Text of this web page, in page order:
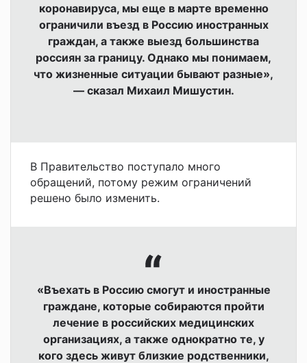
коронавируса, мы еще в марте временно
ограничили въезд в Россию иностранных
граждан, а также выезд большинства
россиян за границу. Однако мы понимаем,
что жизненные ситуации бывают разные»,
— сказал Михаил Мишустин.
В Правительство поступало много
обращений, потому режим ограничений
решено было изменить.
«Въехать в Россию смогут и иностранные
граждане, которые собираются пройти
лечение в российских медицинских
организациях, а также однократно те, у
кого здесь живут близкие родственники,